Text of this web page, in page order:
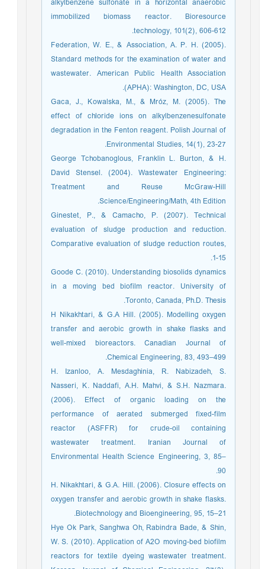
alkylbenzene sulfonate in a horizontal anaerobic
immobilized biomass reactor. Bioresource
technology, 101(2), 606-612.
Federation, W. E., & Association, A. P. H. (2005).
Standard methods for the examination of water and
wastewater. American Public Health Association
(APHA): Washington, DC, USA.
Gaca, J., Kowalska, M., & Mróz, M. (2005). The
effect of chloride ions on alkylbenzenesulfonate
degradation in the Fenton reagent. Polish Journal of
Environmental Studies, 14(1), 23-27.
George Tchobanoglous, Franklin L. Burton, & H.
David Stensel. (2004). Wastewater Engineering:
Treatment and Reuse McGraw-Hill
Science/Engineering/Math, 4th Edition.
Ginestet, P., & Camacho, P. (2007). Technical
evaluation of sludge production and reduction.
Comparative evaluation of sludge reduction routes,
1-15.
Goode C. (2010). Understanding biosolids dynamics
in a moving bed biofilm reactor. University of
Toronto, Canada, Ph.D. Thesis.
H Nikakhtari, & G.A Hill. (2005). Modelling oxygen
transfer and aerobic growth in shake flasks and
well-mixed bioreactors. Canadian Journal of
Chemical Engineering, 83, 493–499.
H. Izanloo, A. Mesdaghinia, R. Nabizadeh, S.
Nasseri, K. Naddafi, A.H. Mahvi, & S.H. Nazmara.
(2006). Effect of organic loading on the
performance of aerated submerged fixed-film
reactor (ASFFR) for crude-oil containing
wastewater treatment. Iranian Journal of
Environmental Health Science Engineering, 3, 85–
90.
H. Nikakhtari, & G.A. Hill. (2006). Closure effects on
oxygen transfer and aerobic growth in shake flasks.
Biotechnology and Bioengineering, 95, 15–21.
Hye Ok Park, Sanghwa Oh, Rabindra Bade, & Shin,
W. S. (2010). Application of A2O moving-bed biofilm
reactors for textile dyeing wastewater treatment.